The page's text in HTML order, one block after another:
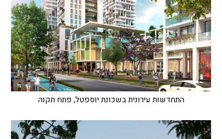
התחדשות עירונית בשכונת יוספטל, פתח תקוה